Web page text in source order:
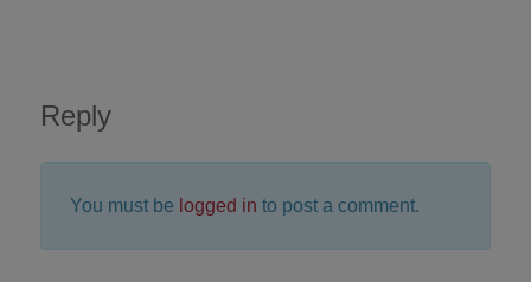
Reply
You must be logged in to post a comment.